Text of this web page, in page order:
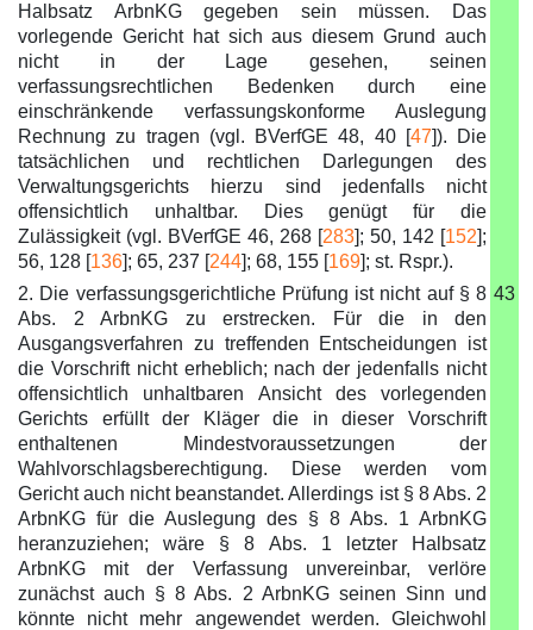
Halbsatz ArbnKG gegeben sein müssen. Das
vorlegende Gericht hat sich aus diesem Grund auch
nicht in der Lage gesehen, seinen
verfassungsrechtlichen Bedenken durch eine
einschränkende verfassungskonforme Auslegung
Rechnung zu tragen (vgl. BVerfGE 48, 40 [47]). Die
tatsächlichen und rechtlichen Darlegungen des
Verwaltungsgerichts hierzu sind jedenfalls nicht
offensichtlich unhaltbar. Dies genügt für die
Zulässigkeit (vgl. BVerfGE 46, 268 [283]; 50, 142 [152];
56, 128 [136]; 65, 237 [244]; 68, 155 [169]; st. Rspr.).
2. Die verfassungsgerichtliche Prüfung ist nicht auf § 8
Abs. 2 ArbnKG zu erstrecken. Für die in den
Ausgangsverfahren zu treffenden Entscheidungen ist
die Vorschrift nicht erheblich; nach der jedenfalls nicht
offensichtlich unhaltbaren Ansicht des vorlegenden
Gerichts erfüllt der Kläger die in dieser Vorschrift
enthaltenen Mindestvoraussetzungen der
Wahlvorschlagsberechtigung. Diese werden vom
Gericht auch nicht beanstandet. Allerdings ist § 8 Abs. 2
ArbnKG für die Auslegung des § 8 Abs. 1 ArbnKG
heranzuziehen; wäre § 8 Abs. 1 letzter Halbsatz
ArbnKG mit der Verfassung unvereinbar, verlöre
zunächst auch § 8 Abs. 2 ArbnKG seinen Sinn und
könnte nicht mehr angewendet werden. Gleichwohl
43